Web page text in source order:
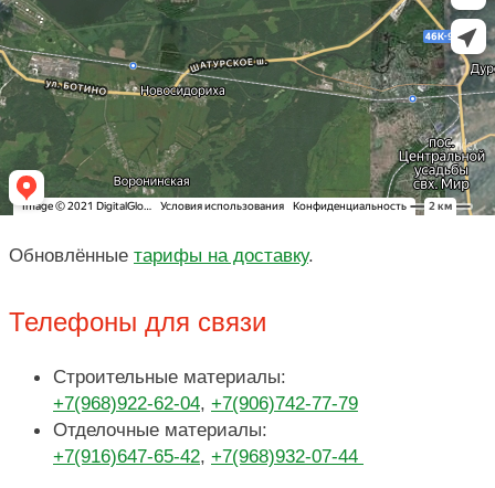
Обновлённые тарифы на доставку.
Телефоны для связи
Строительные материалы:
+7(968)922-62-04, +7(906)742-77-79
Отделочные материалы:
+7(916)647-65-42, +7(968)932-07-44